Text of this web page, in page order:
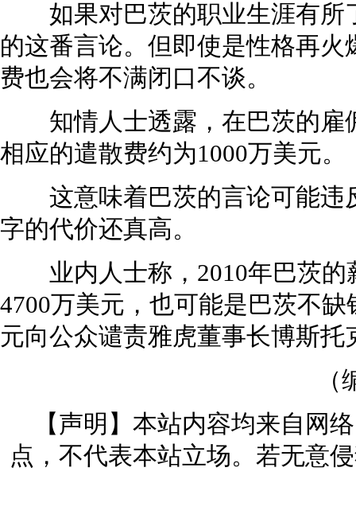
如果对巴茨的职业生涯有所
的这番言论。但即使是性格再
费也会将不满闭口不谈。
知情人士透露，在巴茨的雇
相应的遣散费约为1000万美元。
这意味着巴茨的言论可能违
字的代价还真高。
业内人士称，2010年巴茨的
4700万美元，也可能是巴茨不
元向公众谴责雅虎董事长博斯
【声明】本站内容均来自网
点，不代表本站立场。若无意